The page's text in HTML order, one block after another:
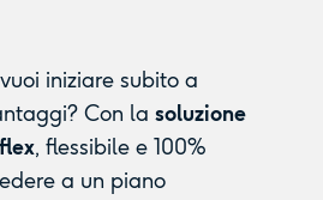
iniziare subito a
Con la soluzione
, flessibile e 100%
a un piano